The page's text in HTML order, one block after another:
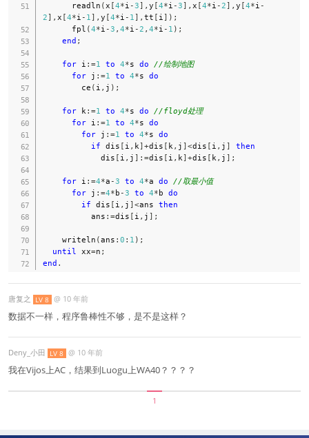
      readln
(x [4*i -3] , y [4*i -3] , x [4*i -2] , y [4*i -
2] , x [4*i - 1] , y [4*i - 1] , tt [ i] ) ;
      fpl
(4*i -3 , 4*i -2 , 4*i - 1 ) ;
end ;
for i :=1 to 4*s do //绘制地图
for j :=1 to 4*s do
        ce
( i , j ) ;
for k:=1 to 4*s do //floyd处理
for i :=1 to 4*s do
for j :=1 to 4*s do
if dis [ i , k] +dis [ k, j ] <dis [ i , j ]
then
            dis
[ i , j ] :=dis [ i , k] +dis [ k, j ] ;
for i :=4*a -3 to 4*a do //取最小值
for j :=4* b -3 to 4* b do
if dis [ i , j ] <ans then
          ans
:=dis [ i , j ] ;
    writeln
(ans : 0 : 1 ) ;
until xx=n ;
end .
唐复之 LV 8 @ 10 年前
数据不一样，程序鲁棒性不够，是不是这样？
Deny_小田 LV 8 @ 10 年前
我在Vijos上AC，结果到Luogu上WA40？？？？
1